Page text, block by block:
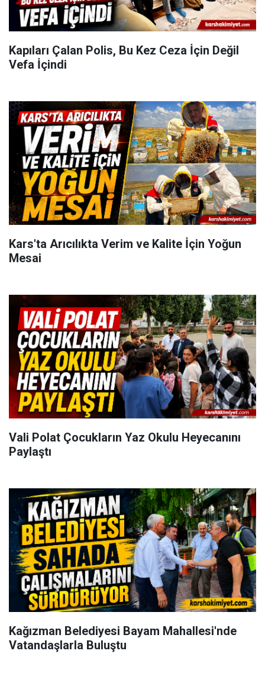
Kapıları Çalan Polis, Bu Kez Ceza İçin Değil
Vefa İçindi
Kars'ta Arıcılıkta Verim ve Kalite İçin Yoğun
Mesai
Vali Polat Çocukların Yaz Okulu Heyecanını
Paylaştı
Kağızman Belediyesi Bayam Mahallesi'nde
Vatandaşlarla Buluştu